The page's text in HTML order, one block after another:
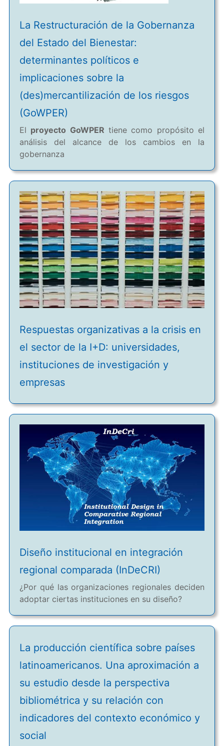
La Restructuración de la Gobernanza
del Estado del Bienestar:
determinantes políticos e
implicaciones sobre la
(des)mercantilización de los riesgos
(GoWPER)
El proyecto GoWPER tiene como propósito el
análisis del alcance de los cambios en la
gobernanza
Respuestas organizativas a la crisis en
el sector de la I+D: universidades,
instituciones de investigación y
empresas
Diseño institucional en integración
regional comparada (InDeCRI)
¿Por qué las organizaciones regionales deciden
adoptar ciertas instituciones en su diseño?
La producción científica sobre países
latinoamericanos. Una aproximación a
su estudio desde la perspectiva
bibliométrica y su relación con
indicadores del contexto económico y
social